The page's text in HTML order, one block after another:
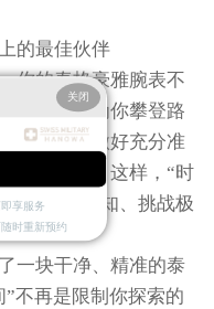
的最佳伙伴
的泰格豪雅腕表不
，还能成为你攀登路
挑战之前做好充分准
爱与保养。这样，“时
你探索未知、挑战极
块干净、精准的泰
不再是限制你探索的
关闭
享服务
时重新预约